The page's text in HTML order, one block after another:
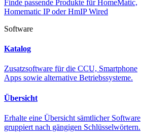
Finde passende Produkte für HomeMatic,
Homematic IP oder HmIP Wired
Software
Katalog
Zusatzsoftware für die CCU, Smartphone
Apps sowie alternative Betriebssysteme.
Übersicht
Erhalte eine Übersicht sämtlicher Software
gruppiert nach gängigen Schlüsselwörtern.